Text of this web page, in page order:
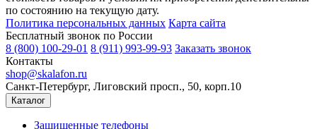
по состоянию на текущую дату.
Политика персональных данных Карта сайта
Бесплатный звонок по России
8 (800) 100-29-01 8 (911) 993-99-93 Заказать звонок
Контакты
shop@skalafon.ru
Санкт-Петербург, Лиговский просп., 50, корп.10
Каталог
Защищенные телефоны